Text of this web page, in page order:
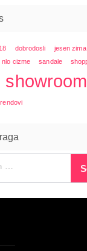
dobrodosli jesen zima
nlo cizme sandale